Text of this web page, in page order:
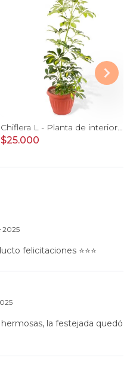
Chiflera L - Planta de interior en macetero
$25.000
2025
felicitaciones ⭐️⭐️⭐️
la festejada quedó